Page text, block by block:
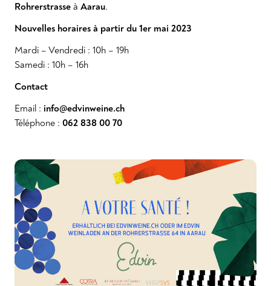
Rohrerstrasse à Aarau.
Nouvelles horaires à partir du 1er mai 2023
Mardi – Vendredi : 10h – 19h
Samedi : 10h – 16h
Contact
Email : info@edvinweine.ch
Téléphone : 062 838 00 70